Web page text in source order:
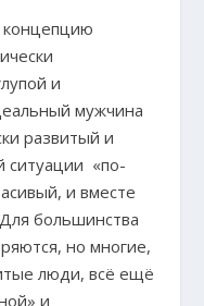
и
мужчина
развитый и
«по-
и вместе
большинства
но многие,
люди, всё ещё
и